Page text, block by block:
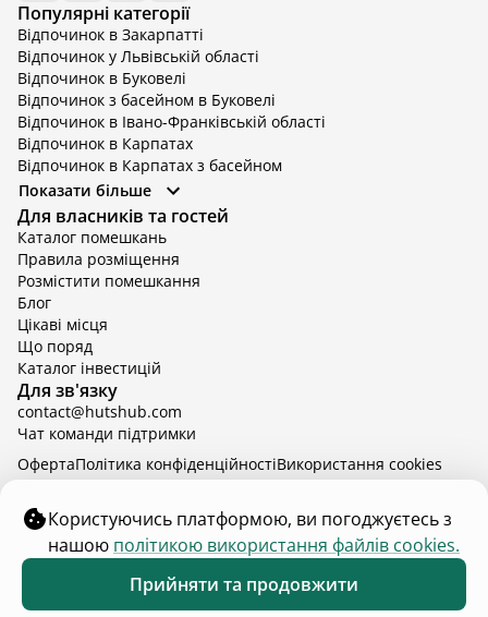
доба
2 дорослих
Забронювати
Популярні категорії
Відпочинок в Закарпатті
Відпочинок у Львівській області
Відпочинок в Буковелі
Відпочинок з басейном в Буковелі
Відпочинок в Івано-Франківській області
Відпочинок в Карпатах
Відпочинок в Карпатах з басейном
Відпочинок в Київській області
Відпочинок в Київській області з басейном
Відпочинок в Тернопільській області
Відпочинок у Вінницькій області
Відпочинок в Яремче
Відпочинок у Львівській області з басейном
Відпочинок з басейном в Тернопільській області
Показати більше
Для власників та гостей
Каталог помешкань
Правила розміщення
Розмістити помешкання
Блог
Цікаві місця
Що поряд
Каталог інвестицій
Для зв'язку
contact@hutshub.com
Чат команди підтримки
hutshub | ©2026
ОфертаПолітика конфіденційностіBикористання cookies
Користуючись платформою, ви погоджуєтесь з
нашою політикою використання файлів cookies.
Прийняти та продовжити